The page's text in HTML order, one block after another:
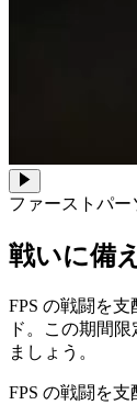
ファーストパ
戦いに備
FPS の戦闘を
ド。この期間
ましょう。
FPS の戦闘を